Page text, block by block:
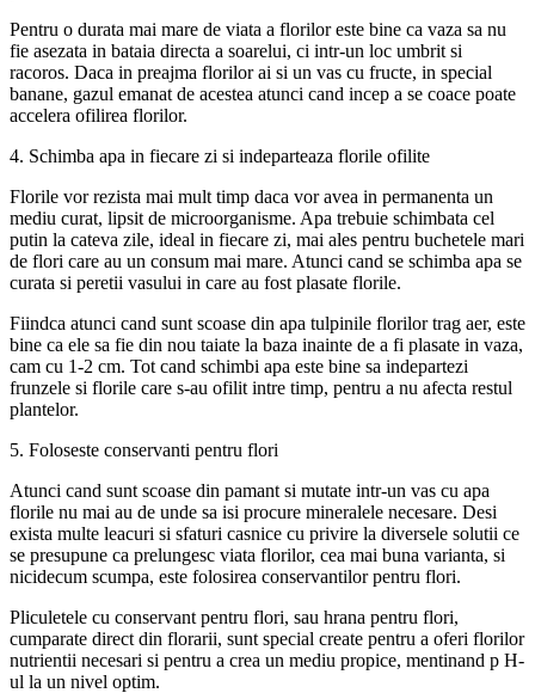
Pentru o durata mai mare de viata a florilor este bine ca vaza sa nu
fie asezata in bataia directa a soarelui, ci intr-un loc umbrit si
racoros. Daca in preajma florilor ai si un vas cu fructe, in special
banane, gazul emanat de acestea atunci cand incep a se coace poate
accelera ofilirea florilor.
4. Schimba apa in fiecare zi si indeparteaza florile ofilite
Florile vor rezista mai mult timp daca vor avea in permanenta un
mediu curat, lipsit de microorganisme. Apa trebuie schimbata cel
putin la cateva zile, ideal in fiecare zi, mai ales pentru buchetele mari
de flori care au un consum mai mare. Atunci cand se schimba apa se
curata si peretii vasului in care au fost plasate florile.
Fiindca atunci cand sunt scoase din apa tulpinile florilor trag aer, este
bine ca ele sa fie din nou taiate la baza inainte de a fi plasate in vaza,
cam cu 1-2 cm. Tot cand schimbi apa este bine sa indepartezi
frunzele si florile care s-au ofilit intre timp, pentru a nu afecta restul
plantelor.
5. Foloseste conservanti pentru flori
Atunci cand sunt scoase din pamant si mutate intr-un vas cu apa
florile nu mai au de unde sa isi procure mineralele necesare. Desi
exista multe leacuri si sfaturi casnice cu privire la diversele solutii ce
se presupune ca prelungesc viata florilor, cea mai buna varianta, si
nicidecum scumpa, este folosirea conservantilor pentru flori.
Pliculetele cu conservant pentru flori, sau hrana pentru flori,
cumparate direct din florarii, sunt special create pentru a oferi florilor
nutrientii necesari si pentru a crea un mediu propice, mentinand p H-
ul la un nivel optim.